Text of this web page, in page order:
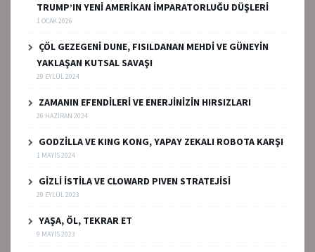
TRUMP’IN YENİ AMERİKAN İMPARATORLUĞU DÜŞLERİ
1 OCAK 2026
ÇÖL GEZEGENİ DUNE, FISILDANAN MEHDİ VE GÜNEYİN
YAKLAŞAN KUTSAL SAVAŞI
29 EYLÜL 2024
ZAMANIN EFENDİLERİ VE ENERJİNİZİN HIRSIZLARI
26 HAZIRAN 2024
GODZİLLA VE KING KONG, YAPAY ZEKALI ROBOTA KARŞI
1 MAYIS 2024
GİZLİ İSTİLA VE CLOWARD PIVEN STRATEJİSİ
29 EYLÜL 2023
YAŞA, ÖL, TEKRAR ET
9 MAYIS 2023